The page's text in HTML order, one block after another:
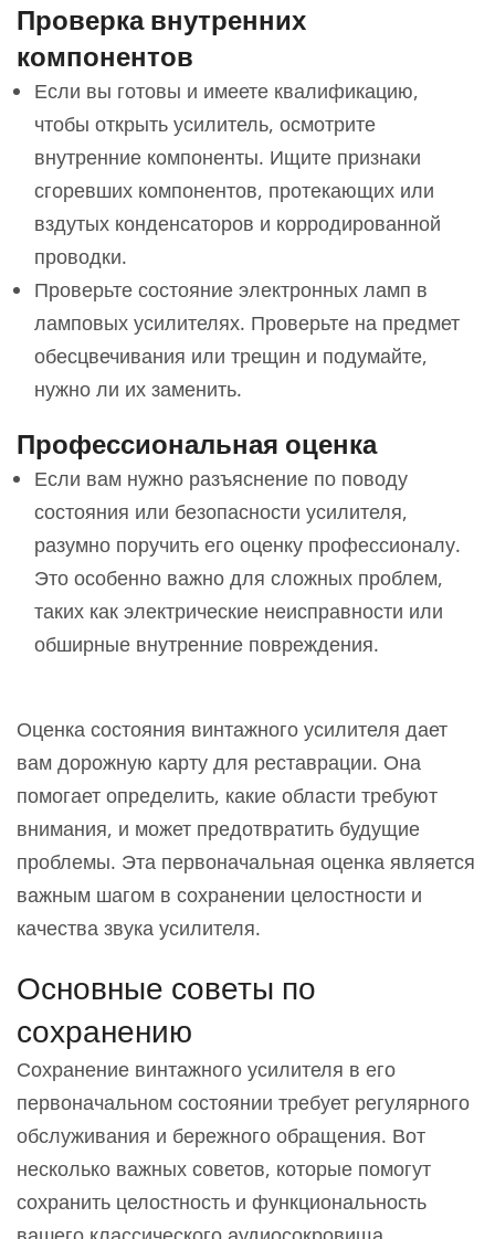
Проверка внутренних
компонентов
Если вы готовы и имеете квалификацию,
чтобы открыть усилитель, осмотрите
внутренние компоненты. Ищите признаки
сгоревших компонентов, протекающих или
вздутых конденсаторов и корродированной
проводки.
Проверьте состояние электронных ламп в
ламповых усилителях. Проверьте на предмет
обесцвечивания или трещин и подумайте,
нужно ли их заменить.
Профессиональная оценка
Если вам нужно разъяснение по поводу
состояния или безопасности усилителя,
разумно поручить его оценку профессионалу.
Это особенно важно для сложных проблем,
таких как электрические неисправности или
обширные внутренние повреждения.
Оценка состояния винтажного усилителя дает
вам дорожную карту для реставрации. Она
помогает определить, какие области требуют
внимания, и может предотвратить будущие
проблемы. Эта первоначальная оценка является
важным шагом в сохранении целостности и
качества звука усилителя.
Основные советы по
сохранению
Сохранение винтажного усилителя в его
первоначальном состоянии требует регулярного
обслуживания и бережного обращения. Вот
несколько важных советов, которые помогут
сохранить целостность и функциональность